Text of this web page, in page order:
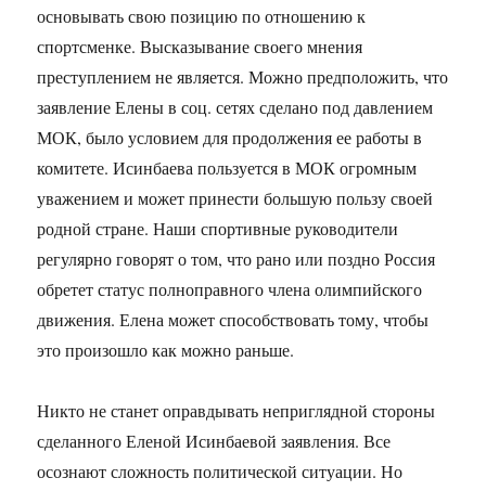
основывать свою позицию по отношению к
спортсменке. Высказывание своего мнения
преступлением не является. Можно предположить, что
заявление Елены в соц. сетях сделано под давлением
МОК, было условием для продолжения ее работы в
комитете. Исинбаева пользуется в МОК огромным
уважением и может принести большую пользу своей
родной стране. Наши спортивные руководители
регулярно говорят о том, что рано или поздно Россия
обретет статус полноправного члена олимпийского
движения. Елена может способствовать тому, чтобы
это произошло как можно раньше.
Никто не станет оправдывать неприглядной стороны
сделанного Еленой Исинбаевой заявления. Все
осознают сложность политической ситуации. Но